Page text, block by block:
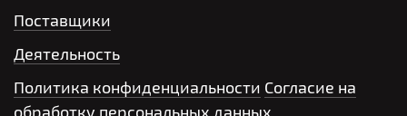
Поставщики
Деятельность
Политика конфиденциальности Согласие на
обработку персональных данных